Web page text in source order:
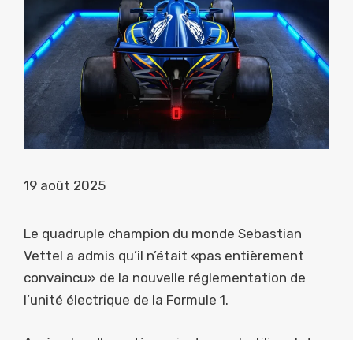
19 août 2025
Le quadruple champion du monde Sebastian
Vettel a admis qu’il n’était «pas entièrement
convaincu» de la nouvelle réglementation de
l’unité électrique de la Formule 1.